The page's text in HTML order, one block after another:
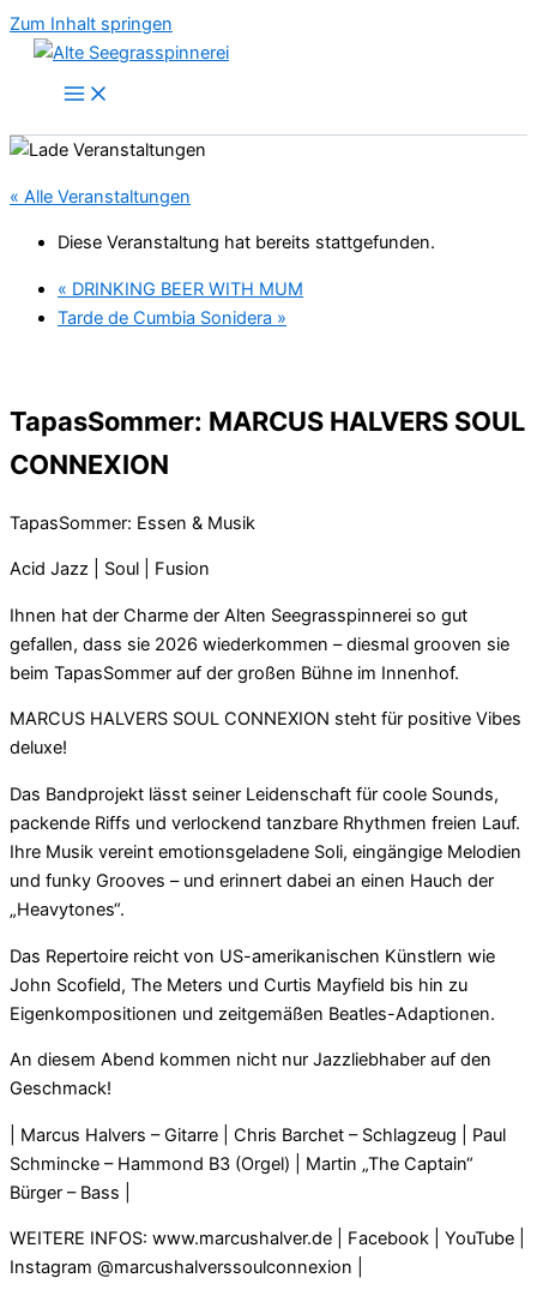
Zum Inhalt springen
« Alle Veranstaltungen
Diese Veranstaltung hat bereits stattgefunden.
« DRINKING BEER WITH MUM
Tarde de Cumbia Sonidera »
TapasSommer: MARCUS HALVERS SOUL
CONNEXION
TapasSommer: Essen & Musik
Acid Jazz | Soul | Fusion
Ihnen hat der Charme der Alten Seegrasspinnerei so gut
gefallen, dass sie 2026 wiederkommen – diesmal grooven sie
beim TapasSommer auf der großen Bühne im Innenhof.
MARCUS HALVERS SOUL CONNEXION steht für positive Vibes
deluxe!
Das Bandprojekt lässt seiner Leidenschaft für coole Sounds,
packende Riffs und verlockend tanzbare Rhythmen freien Lauf.
Ihre Musik vereint emotionsgeladene Soli, eingängige Melodien
und funky Grooves – und erinnert dabei an einen Hauch der
„Heavytones“.
Das Repertoire reicht von US-amerikanischen Künstlern wie
John Scofield, The Meters und Curtis Mayfield bis hin zu
Eigenkompositionen und zeitgemäßen Beatles-Adaptionen.
An diesem Abend kommen nicht nur Jazzliebhaber auf den
Geschmack!
| Marcus Halvers – Gitarre | Chris Barchet – Schlagzeug | Paul
Schmincke – Hammond B3 (Orgel) | Martin „The Captain“
Bürger – Bass |
WEITERE INFOS: www.marcushalver.de | Facebook | YouTube |
Instagram @marcushalverssoulconnexion |